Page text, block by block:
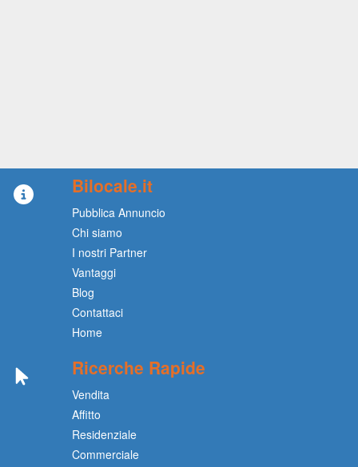
Bilocale.it
Pubblica Annuncio
Chi siamo
I nostri Partner
Vantaggi
Blog
Contattaci
Home
Ricerche Rapide
Vendita
Affitto
Residenziale
Commerciale